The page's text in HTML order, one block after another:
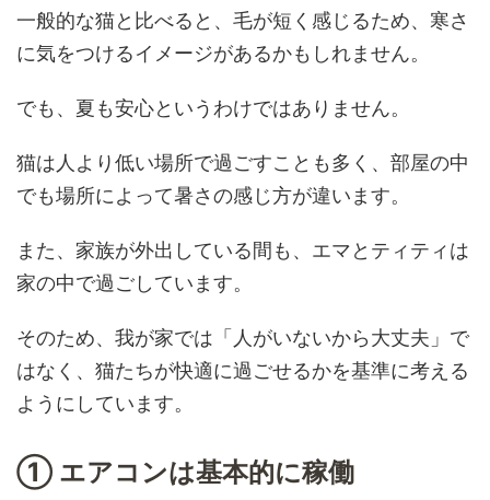
一般的な猫と比べると、毛が短く感じるため、寒さ
に気をつけるイメージがあるかもしれません。
でも、夏も安心というわけではありません。
猫は人より低い場所で過ごすことも多く、部屋の中
でも場所によって暑さの感じ方が違います。
また、家族が外出している間も、エマとティティは
家の中で過ごしています。
そのため、我が家では「人がいないから大丈夫」で
はなく、猫たちが快適に過ごせるかを基準に考える
ようにしています。
① エアコンは基本的に稼働